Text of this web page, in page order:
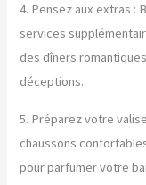
4. Pensez aux extras :
services
des dîners
déceptions.
5. Préparez votre
chaussons
pour parfumer votre